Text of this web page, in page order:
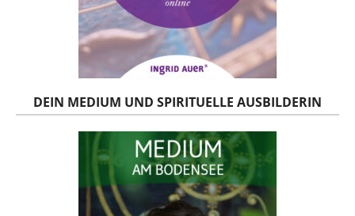
DEIN MEDIUM UND SPIRITUELLE AUSBILDERIN